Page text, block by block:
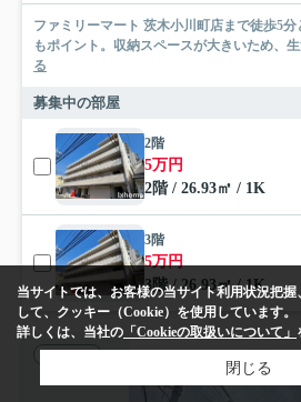
ファミリーマート 茨木小川町店まで徒歩5
もポイント。収納スペースが大きいため、
る
募集中の部屋
2階
5万円
2階 / 26.93㎡ / 1K
3階
5万円
3階 / 26.93㎡ / 1K
当サイトでは、お客様の当サイト利用状況把
して、クッキー（Cookie）を使用しています。
詳しくは、当社の 「Cookieの取扱いについて」
閉じる